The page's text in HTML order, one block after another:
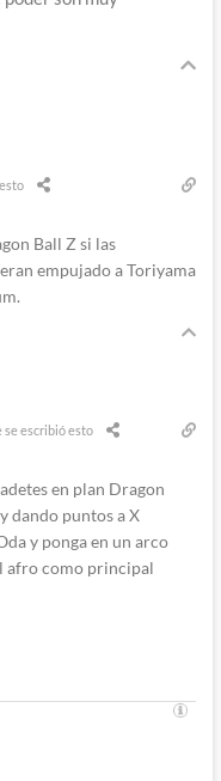
Ball Z si las
empujado a Toriyama
se escribió esto
en plan Dragon
dando puntos a X
y ponga en un arco
afro como principal